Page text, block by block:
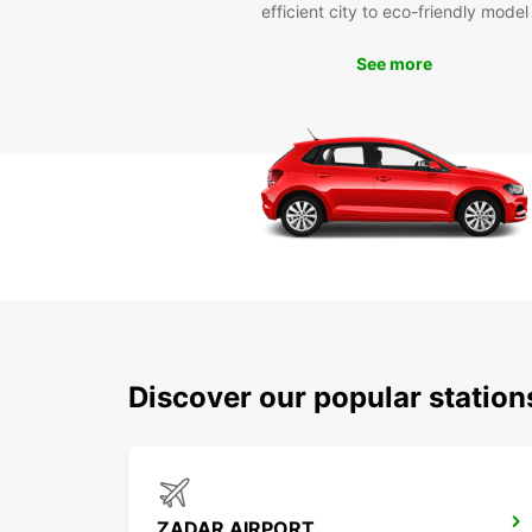
efficient city to eco-friendly model
See more
Discover our popular